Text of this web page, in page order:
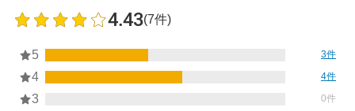
4.43(7件)
5 3件
4 4件
3 0件